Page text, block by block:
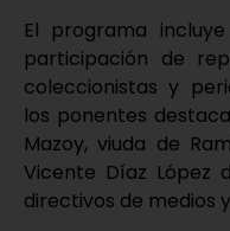
El programa
participación de
coleccionistas y
los ponentes
Mazoy, viuda de
Vicente Díaz López
directivos de medios